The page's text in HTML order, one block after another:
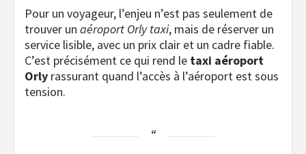
Pour un voyageur, l’enjeu n’est pas seulement de
trouver un aéroport Orly taxi, mais de réserver un
service lisible, avec un prix clair et un cadre fiable.
C’est précisément ce qui rend le taxi aéroport
Orly rassurant quand l’accès à l’aéroport est sous
tension.